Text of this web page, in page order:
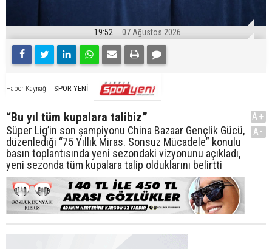
19:52 07 Ağustos 2026
Haber Kaynağı SPOR YENİ
“Bu yıl tüm kupalara talibiz”
Süper Lig’in son şampiyonu China Bazaar Gençlik Gücü,
düzenlediği “75 Yıllık Miras. Sonsuz Mücadele” konulu
basın toplantısında yeni sezondaki vizyonunu açıkladı,
yeni sezonda tüm kupalara talip olduklarını belirtti
A+
A-